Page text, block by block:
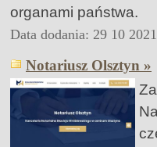
organami państwa.
Data dodania: 29 10
Notariusz Olsztyn »